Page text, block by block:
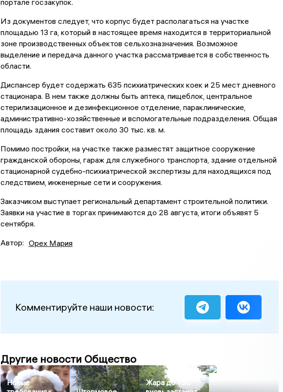
портале госзакупок.
Из документов следует, что корпус будет располагаться на участке
площадью 13 га, который в настоящее время находится в территориальной
зоне производственных объектов сельхозназначения. Возможное
выделение и передача данного участка рассматривается в собственность
области.
Диспансер будет содержать 635 психиатрических коек и 25 мест дневного
стационара. В нем также должны быть аптека, пищеблок, центральное
стерилизационное и дезинфекционное отделение, параклинические,
административно-хозяйственные и вспомогательные подразделения. Общая
площадь здания составит около 30 тыс. кв. м.
Помимо постройки, на участке также разместят защитное сооружение
гражданской обороны, гараж для служебного транспорта, здание отдельной
стационарной судебно-психиатрической экспертизы для находящихся под
следствием, инженерные сети и сооружения.
Заказчиком выступает региональный департамент строительной политики.
Заявки на участие в торгах принимаются до 28 августа, итоги объявят 5
сентября.
Автор: Орех Мария
Комментируйте наши новости:
Другие новости Общество
Новые
Жара до +30